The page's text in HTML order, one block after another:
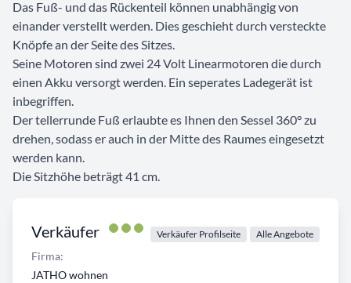
Verkäufer Verkäufer Profilseite Alle Angebote
Firma:
JATHO wohnen
Das Fuß- und das Rückenteil können unabhängig von
einander verstellt werden. Dies geschieht durch versteckte
Knöpfe an der Seite des Sitzes.
Seine Motoren sind zwei 24 Volt Linearmotoren die durch
einen Akku versorgt werden. Ein seperates Ladegerät ist
inbegriffen.
Der tellerrunde Fuß erlaubte es Ihnen den Sessel 360° zu
drehen, sodass er auch in der Mitte des Raumes eingesetzt
werden kann.
Die Sitzhöhe beträgt 41 cm.